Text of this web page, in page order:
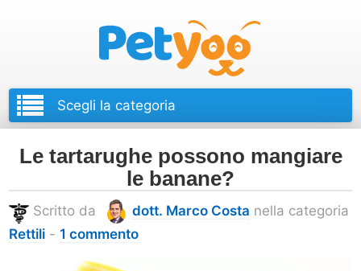
Le tartarughe possono mangiare
le banane?
Scritto da dott. Marco Costa nella categoria
Rettili - 1 commento